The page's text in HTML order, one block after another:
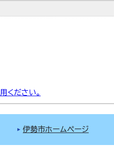
ください。
伊勢市ホームページ